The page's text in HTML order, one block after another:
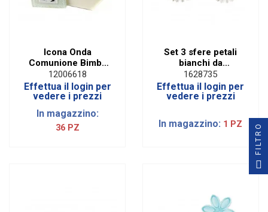
Icona Onda
Comunione Bimba
con Scatola | STOCK
12006618
Effettua il login per
vedere i prezzi
In magazzino:
36 PZ
Set 3 sfere petali
bianchi da
appendere
1628735
Effettua il login per
vedere i prezzi
In magazzino: 1 PZ FILTRO